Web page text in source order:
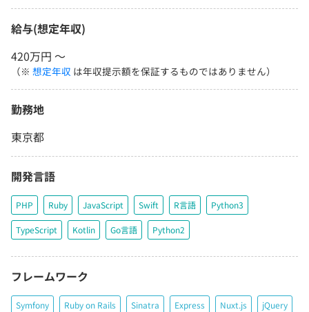
給与(想定年収)
420万円 〜
（※ 想定年収 は年収提示額を保証するものではありません）
勤務地
東京都
開発言語
PHP Ruby JavaScript Swift R言語 Python3
TypeScript Kotlin Go言語 Python2
フレームワーク
Symfony Ruby on Rails Sinatra Express Nuxt.js jQuery